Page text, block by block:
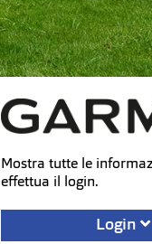
Mostra tutte le
effettua il login.
Login